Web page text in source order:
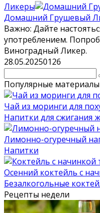
Ликеры
Домашний Грушевый
Важно: Дайте
употреблением.
Виноградный Ликер.
28.05.20250126
Поиск:
Популярные материалы
Чай из моринги для
Напитки для сжигания
Лимонно-огуречный
Напитки
Осенний коктейль с
Безалкогольные
Рецепты недели